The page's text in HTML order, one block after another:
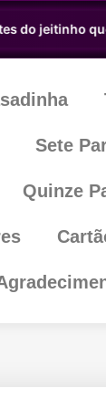
do jeitinho que
Sete
Quinze